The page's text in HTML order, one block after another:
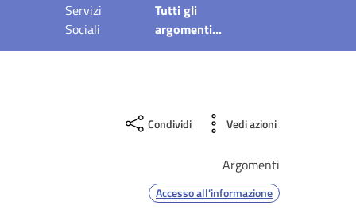
Servizi
Sociali
Tutti gli
argomenti...
Condividi Vedi azioni
Argomenti
Accesso all'informazione